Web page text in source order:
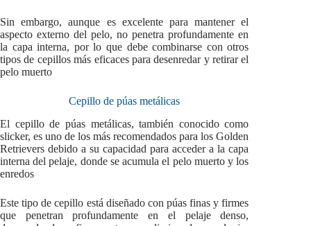
Sin embargo, aunque es excelente para mantener el
aspecto externo del pelo, no penetra profundamente en
la capa interna, por lo que debe combinarse con otros
tipos de cepillos más eficaces para desenredar y retirar el
pelo muerto
Cepillo de púas metálicas
El cepillo de púas metálicas, también conocido como
slicker, es uno de los más recomendados para los Golden
Retrievers debido a su capacidad para acceder a la capa
interna del pelaje, donde se acumula el pelo muerto y los
enredos
Este tipo de cepillo está diseñado con púas finas y firmes
que penetran profundamente en el pelaje denso,